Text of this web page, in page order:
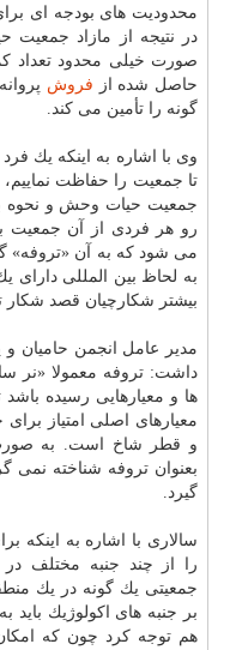
محدودیت های بودجه ای
در نتیجه از مازاد
صورت خیلی محدود تعداد
حاصل شده از فروش
گونه را تأمین می كند.
وی با اشاره به اینكه یك
تا جمعیت را حفاظت
جمعیت حیات وحش و نحوه
رو هر فردی از آن جمعیت
می شود كه به آن «تروفه»
به لحاظ بین المللی
بیشتر شكارچیان قصد شكار
مدیر عامل انجمن حامیان
داشت: تروفه معمولا
ها و معیارهایی رسیده
معیارهای اصلی امتیاز
و قطر شاخ است. به
بعنوان تروفه شناخته نمی
گیرد.
سالاری با اشاره به اینكه
را از چند جنبه مختلف در
جمعیتی یك گونه در یك
بر جنبه های اكولوژیك
هم توجه كرد چون كه